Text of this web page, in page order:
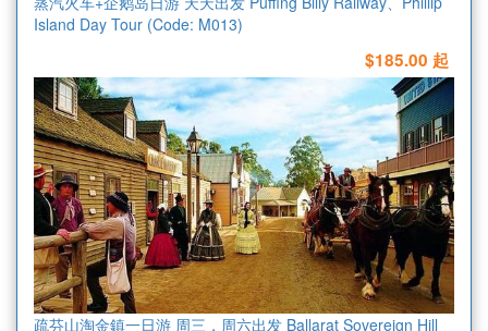
Island Day Tour (Code: M013)
$185.00 起
疏芬山淘金鎮一日游 周三，周六出发 Ballarat Sovereign Hill